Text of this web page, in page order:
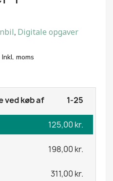
, Digitale opgaver
Inkl. moms
1-25
125,00 kr.
198,00 kr.
311,00 kr.